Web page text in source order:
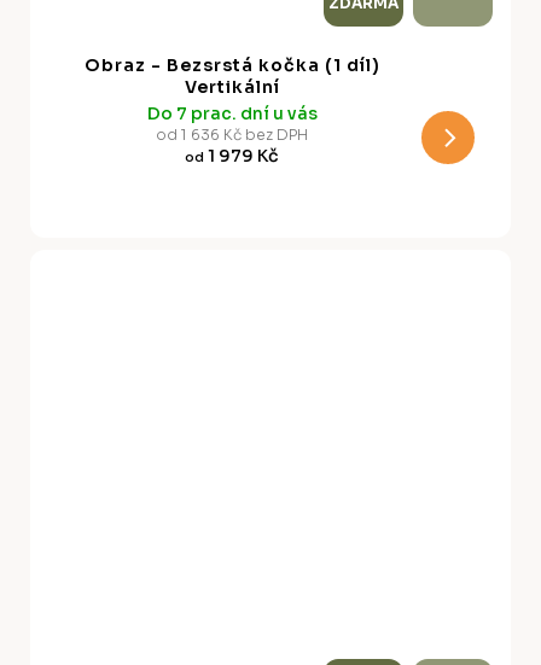
D
Obraz - Bezsrstá kočka (1 díl)
Vertikální
Do 7 prac. dní u vás
od 1 636 Kč bez DPH
od 1 979 Kč